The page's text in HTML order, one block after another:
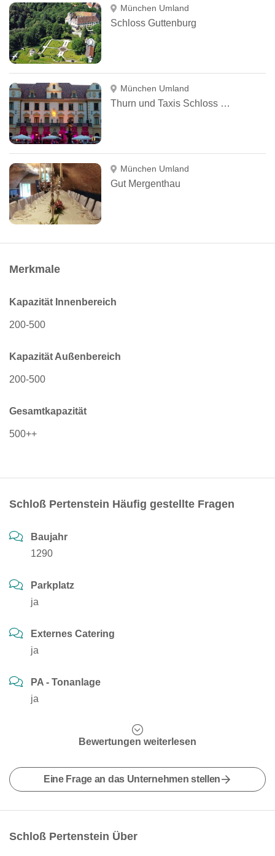
München Umland
Schloss Guttenburg
München Umland
Thurn und Taxis Schloss St. Emmeram
München Umland
Gut Mergenthau
Merkmale
Kapazität Innenbereich
200-500
Kapazität Außenbereich
200-500
Gesamtkapazität
500++
Schloß Pertenstein Häufig gestellte Fragen
Baujahr
1290
Parkplatz
ja
Externes Catering
ja
PA - Tonanlage
ja
Bewertungen weiterlesen
Eine Frage an das Unternehmen stellen
Schloß Pertenstein Über